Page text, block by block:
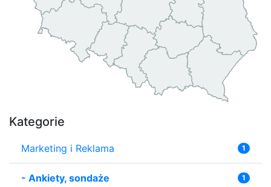
Kategorie
Marketing i Reklama 1
- Ankiety, sondaże 1